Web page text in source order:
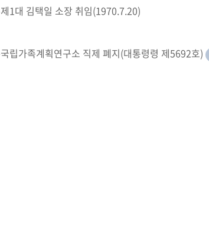
제1대 김택일 소장 취임(1970.7.20)
국립가족계획연구소 직제 폐지(대통령령 제5692호)